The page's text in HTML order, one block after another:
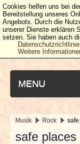
MENU
NEUESTE
Musik Rock
safe places
Cookies helfen uns bei
Bereitstellung unseres
Angebots. Durch die
unserer Dienste erklären
setzen. Sie haben auch
Weitere